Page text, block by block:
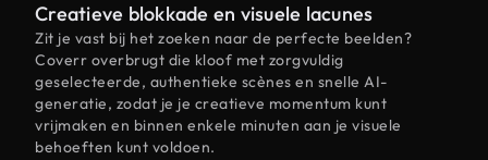
Creatieve blokkade en visuele lacunes
Zit je vast bij het zoeken naar de perfecte beelden?
Coverr overbrugt die kloof met zorgvuldig
geselecteerde, authentieke scènes en snelle AI-
generatie, zodat je je creatieve momentum kunt
vrijmaken en binnen enkele minuten aan je visuele
behoeften kunt voldoen.